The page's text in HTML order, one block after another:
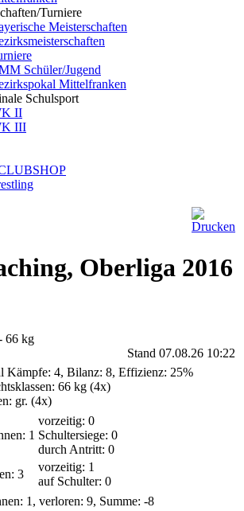
Turniere
Meisterschaften
Schüler/Jugend
Mittelfranken
Schulsport
II
III
Oberliga 2016
66 kg
Stand 07.08.26 10:22
Kämpfe: 4, Bilanz: 8, Effizienz: 25%
66 kg (4x)
gr. (4x)
1
vorzeitig: 0
Schultersiege: 0
durch Antritt: 0
3
vorzeitig: 1
auf Schulter: 0
1, verloren: 9, Summe: -8